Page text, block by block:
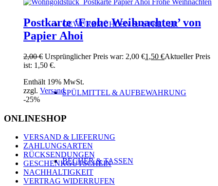
GEWÜRZMÜHLEN & -STREUER
SPÜLMITTEL & AUFBEWAHRUNG
BECHER & TASSEN
Postkarte ‘Frohe Weihnachten’ von
Papier Ahoi
2,00€ Ursprünglicher Preis war: 2,00 €1,50 €Aktueller Preis
ist: 1,50 €.
Enthält 19% MwSt.
zzgl. Versand
-25%
ONLINESHOP
VERSAND & LIEFERUNG
ZAHLUNGSARTEN
RÜCKSENDUNGEN
GESCHENKGUTSCHEIN
NACHHALTIGKEIT
VERTRAG WIDERRUFEN